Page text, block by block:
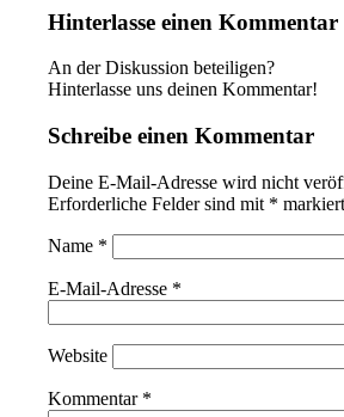
Hinterlasse einen Kommentar
An der Diskussion beteiligen?
Hinterlasse uns deinen Kommentar!
Schreibe einen Kommentar
Deine E-Mail-Adresse wird nicht
Erforderliche Felder sind mit * markiert
Name *
E-Mail-Adresse *
Website
Kommentar *